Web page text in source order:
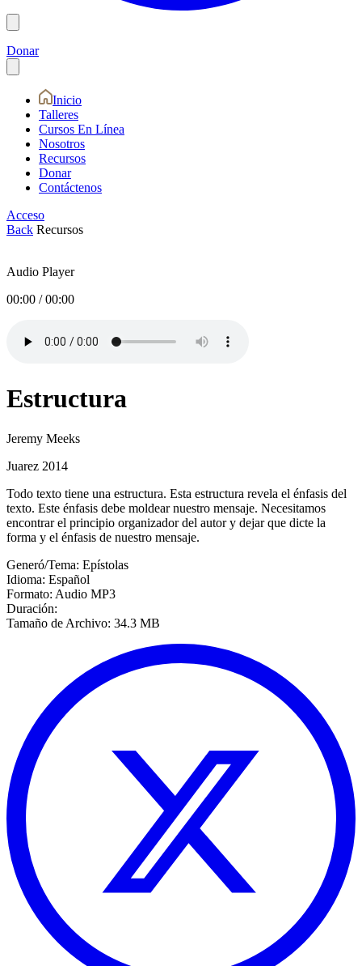
Donar
Inicio
Talleres
Cursos En Línea
Nosotros
Recursos
Donar
Contáctenos
Acceso
Back Recursos
Audio Player
00:00 /00:00
Estructura
Jeremy Meeks
Juarez 2014
Todo texto tiene una estructura. Esta estructura revela el énfasis del
texto. Este énfasis debe moldear nuestro mensaje. Necesitamos
encontrar el principio organizador del autor y dejar que dicte la
forma y el énfasis de nuestro mensaje.
Generó/Tema: Epístolas
Idioma: Español
Formato: Audio MP3
Duración:
Tamaño de Archivo: 34.3 MB